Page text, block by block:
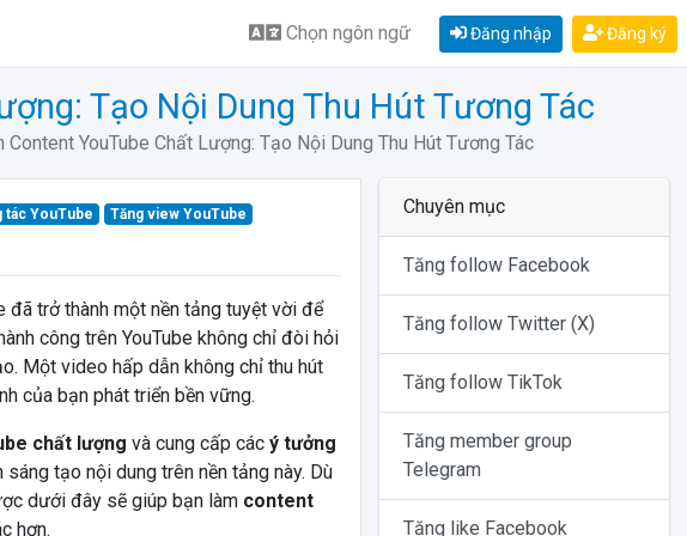
Chọn ngôn ngữ Đăng nhập Đăng ký
Tạo Nội Dung Thu Hút Tương Tác
Content YouTube Chất Lượng: Tạo Nội Dung Thu Hút Tương Tác
tác YouTube
Tăng view YouTube
đã trở thành một nền tảng tuyệt vời để
công trên YouTube không chỉ đòi hỏi
Một video hấp dẫn không chỉ thu hút
của bạn phát triển bền vững.
chất lượng và cung cấp các ý tưởng
tạo nội dung trên nền tảng này. Dù
dưới đây sẽ giúp bạn làm content
hơn.
Chuyên mục
Tăng follow Facebook
Tăng follow Twitter (X)
Tăng follow TikTok
Tăng member group
Telegram
Tăng like Facebook